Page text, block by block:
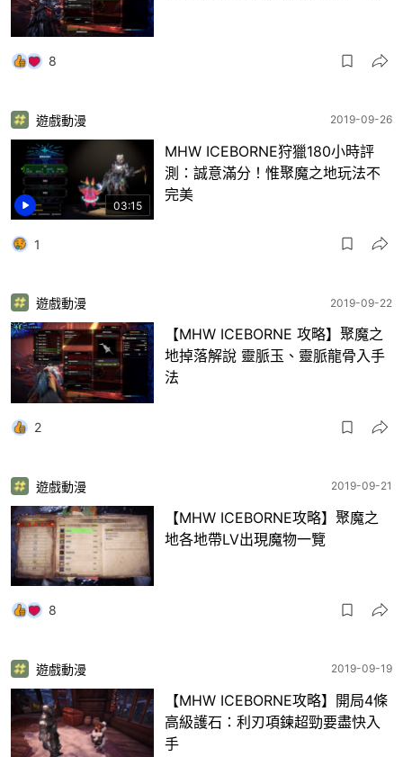
8
03:15
遊戲動漫 2019-09-26
MHW ICEBORNE狩獵180小時評
測：誠意滿分！惟聚魔之地玩法不
完美
1
遊戲動漫 2019-09-22
【MHW ICEBORNE 攻略】聚魔之
地掉落解說 靈脈玉、靈脈龍骨入手
法
2
遊戲動漫 2019-09-21
【MHW ICEBORNE攻略】聚魔之
地各地帶LV出現魔物一覽
8
遊戲動漫 2019-09-19
【MHW ICEBORNE攻略】開局4條
高級護石：利刃項鍊超勁要盡快入
手